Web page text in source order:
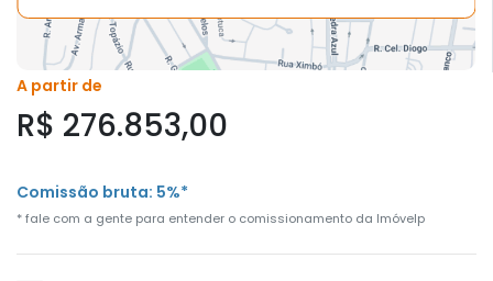
A partir de
R$ 276.853,00
Comissão bruta: 5%*
* fale com a gente para entender o comissionamento da Imóvelp